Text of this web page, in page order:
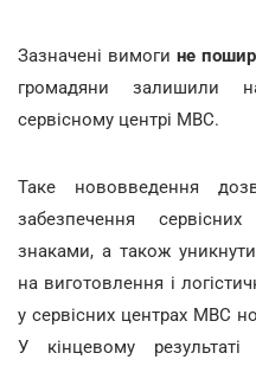
Зазначені вимогине
громадяни залишили
сервісному центрі МВС.
Таке нововведення
забезпечення
знаками, а також
на виготовлення і
у сервісних центрах МВС
У кінцевому